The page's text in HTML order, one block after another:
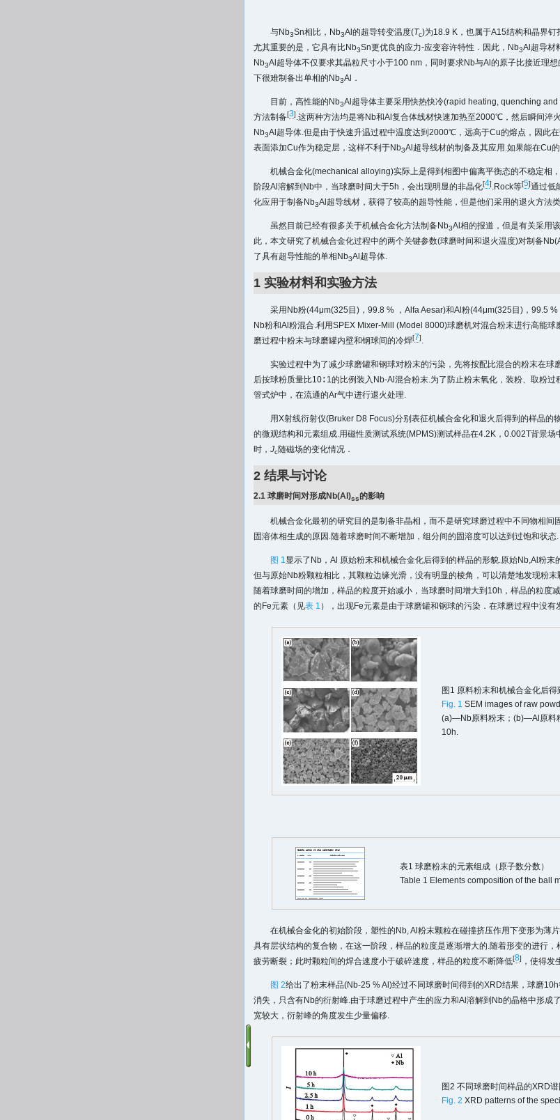
与Nb3Sn相比，Nb3Al的超导转变温度(Tc)为18.9 K，也属于A15结构和晶界
尤其重要的是，它具有比Nb3Sn更优良的应力-应变容许特性．因此，Nb3Al超导材
Nb3Al超导体不仅要求其晶粒尺寸小于100 nm，同时要求Nb与Al的原子比接近理
下很难制备出单相的Nb3Al．
目前，高性能的Nb3Al超导体主要采用快热快冷(rapid heating, quenching
方法制备[3].这两种方法均是将Nb和Al复合体线材快速加热至2000℃，然后瞬间淬
Nb3Al超导体.但是由于快速升温过程中温度达到2000℃，远高于Cu的熔点，因此
表面添加Cu作为稳定层，这样不利于Nb3Al超导线材的制备及其应用.如果能在Cu
机械合金化(mechanical alloying)实际上是得到相图中偏离平衡态的不稳定相
阶段Al溶解到Nb中，当球磨时间大于5h，会出现明显的非晶化[4].Rock等[5]通过低
化应用于制备Nb3Al超导线材，获得了较高的超导性能，但是他们采用的退火方法
虽然目前已经有很多关于机械合金化方法制备Nb3Al相的报道，但是有关采用
此，本文研究了机械合金化过程中的两个关键参数(球磨时间和退火温度)对制备
了具有超导性能的单相Nb3Al超导体.
1 实验材料和实验方法
采用Nb粉(44μm(325目)，99.8 % ，Alfa Aesar)和Al粉(44μm(325目)，99.5
Nb粉和Al粉混合.利用SPEX Mixer-Mill (Model 8000)球磨机对混合粉末进行高能
磨过程中粉末与球磨罐内壁和钢球间的冷焊[7].
实验过程中为了减少球磨罐和钢球对粉末的污染，先将按配比混合的粉末在
后按球粉质量比10∶ 1的比例装入Nb-Al混合粉末.为了防止粉末氧化，装粉、取粉
管式炉中，在流通的Ar气中进行退火处理.
用X射线衍射仪(Bruker D8 Focus)分别表征机械合金化和退火后得到的样品
的微观结构和元素组成.用磁性质测试系统(MPMS)测试样品在4.2K，0.002T背景
时， Jc随磁场的变化情况．
2 结果与讨论
2.1 球磨时间对形成Nb(Al)ss的影响
机械合金化最初的研究目的是制备非晶相，而不是研究球磨过程中不同物相
固溶体相生成的原因.随着球磨时间不断增加，组分间的固溶度可以达到过饱和状态.
图 1显示了Nb，Al 原始粉末和机械合金化后得到的样品的形貌.原始Nb,Al粉
但与原始Nb粉颗粒相比，其颗粒边缘光滑，没有明显的棱角，可以清楚地发现粉
随着球磨时间的增加，样品的粒度开始减小，当球磨时间增大到10h，样品的粒
的Fe元素（见表 1 ），出现Fe元素是由于球磨罐和钢球的污染．在球磨过程中没
图1 原料粉末和机械合金化后
Fig. 1 SEM images of raw
(a)—Nb原料粉末；(b)—Al原
10h.
表1 球磨粉末的元素组成（原子数分数）
Table 1 Elements composition of the ball
在机械合金化的初始阶段，塑性的Nb, Al粉末颗粒在碰撞挤压作用下变形为薄
具有层状结构的复合物，在这一阶段，样品的粒度是逐渐增大的.随着形变的进行
疲劳断裂；此时颗粒间的焊合速度小于破碎速度，样品的粒度不断降低[8] ，使得
图 2给出了粉末样品(Nb-25 % Al)经过不同球磨时间得到的XRD结果，球磨
消失，只含有Nb的衍射峰.由于球磨过程中产生的应力和Al溶解到Nb的晶格中形成
宽较大，衍射峰的角度发生少量偏移.
图2 不同球磨时间样品的XRD谱
Fig. 2 XRD patterns of the